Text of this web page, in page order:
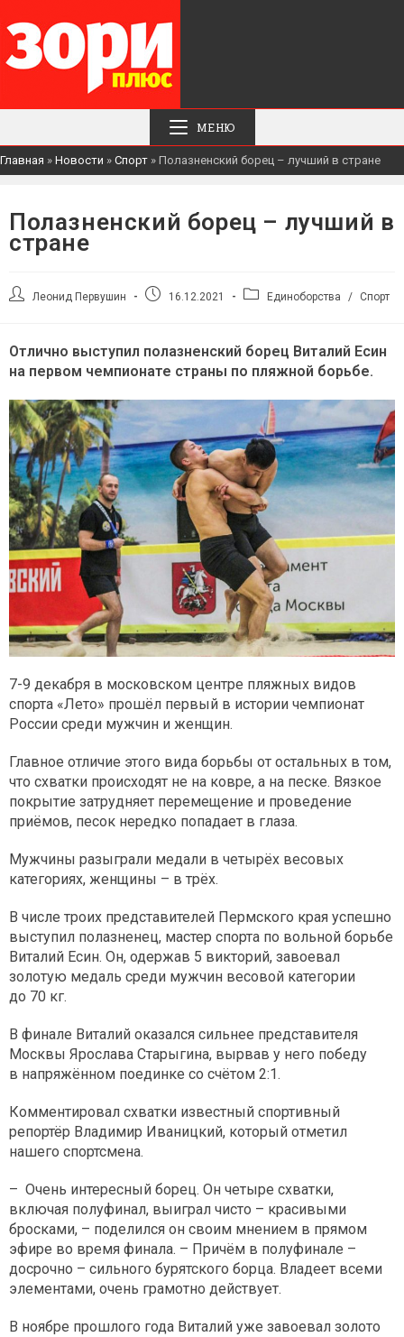
МЕНЮ
Главная » Новости » Спорт » Полазненский борец – лучший в стране
Полазненский борец – лучший в
стране
АвторЛеонид Первушин
Запись16.12.2021
РубрикаЕдиноборства / Спорт
Отлично выступил полазненский борец Виталий Есин
на первом чемпионате страны по пляжной борьбе.
7-9 декабря в московском центре пляжных видов
спорта «Лето» прошёл первый в истории чемпионат
России среди мужчин и женщин.
Главное отличие этого вида борьбы от остальных в том,
что схватки происходят не на ковре, а на песке. Вязкое
покрытие затрудняет перемещение и проведение
приёмов, песок нередко попадает в глаза.
Мужчины разыграли медали в четырёх весовых
категориях, женщины – в трёх.
В числе троих представителей Пермского края успешно
выступил полазненец, мастер спорта по вольной борьбе
Виталий Есин. Он, одержав 5 викторий, завоевал
золотую медаль среди мужчин весовой категории
до 70 кг.
В финале Виталий оказался сильнее представителя
Москвы Ярослава Старыгина, вырвав у него победу
в напряжённом поединке со счётом 2:1.
Комментировал схватки известный спортивный
репортёр Владимир Иваницкий, который отметил
нашего спортсмена.
– Очень интересный борец. Он четыре схватки,
включая полуфинал, выиграл чисто – красивыми
бросками, – поделился он своим мнением в прямом
эфире во время финала. – Причём в полуфинале –
досрочно – сильного бурятского борца. Владеет всеми
элементами, очень грамотно действует.
В ноябре прошлого года Виталий уже завоевал золото